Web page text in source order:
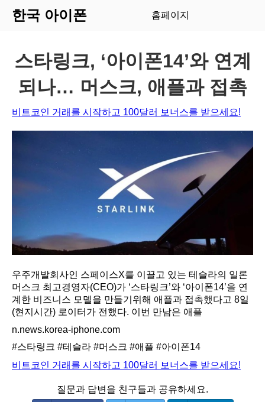
한국 아이폰 홈페이지
스타링크, ‘아이폰14’와 연계
되나… 머스크, 애플과 접촉
비트코인 거래를 시작하고 100달러 보너스를 받으세요!
우주개발회사인 스페이스X를 이끌고 있는 테슬라의 일론
머스크 최고경영자(CEO)가 ‘스타링크’와 ‘아이폰14’을 연
계한 비즈니스 모델을 만들기위해 애플과 접촉했다고 8일
(현지시간) 로이터가 전했다. 이번 만남은 애플
n.news.korea-iphone.com
#스타링크 #테슬라 #머스크 #애플 #아이폰14
비트코인 거래를 시작하고 100달러 보너스를 받으세요!
질문과 답변을 친구들과 공유하세요.